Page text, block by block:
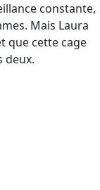
constante,
Mais Laura
que cette cage
deux.